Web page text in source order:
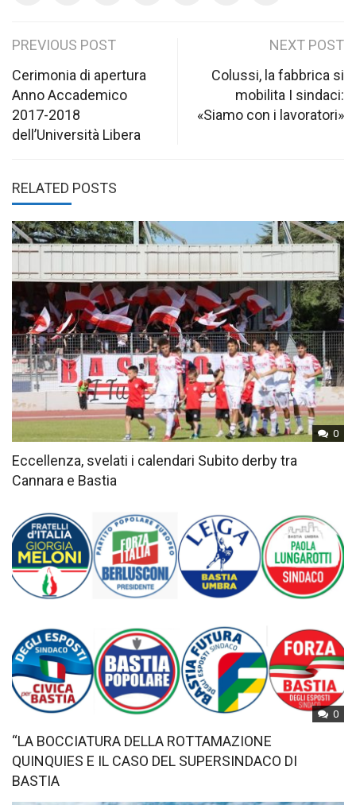
Post
navigation
PREVIOUS POST
Cerimonia di apertura
Anno Accademico
2017-2018
dell’Università Libera
NEXT POST
Colussi, la fabbrica si
mobilita I sindaci:
«Siamo con i lavoratori»
RELATED POSTS
0
Eccellenza, svelati i calendari Subito derby tra
Cannara e Bastia
0
“LA BOCCIATURA DELLA ROTTAMAZIONE
QUINQUIES E IL CASO DEL SUPERSINDACO DI
BASTIA